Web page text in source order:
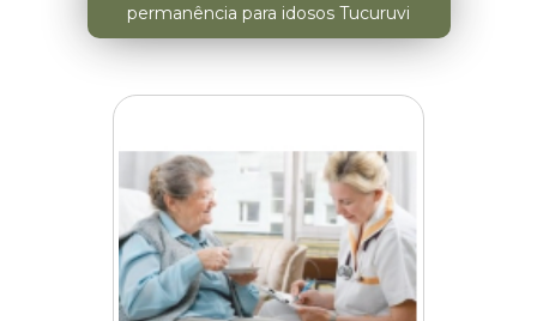
permanência para idosos Tucuruvi